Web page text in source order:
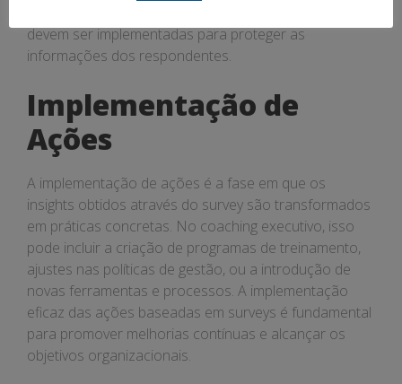
devem ser implementadas para proteger as
informações dos respondentes.
Implementação de
Ações
A implementação de ações é a fase em que os
insights obtidos através do survey são transformados
em práticas concretas. No coaching executivo, isso
pode incluir a criação de programas de treinamento,
ajustes nas políticas de gestão, ou a introdução de
novas ferramentas e processos. A implementação
eficaz das ações baseadas em surveys é fundamental
para promover melhorias contínuas e alcançar os
objetivos organizacionais.